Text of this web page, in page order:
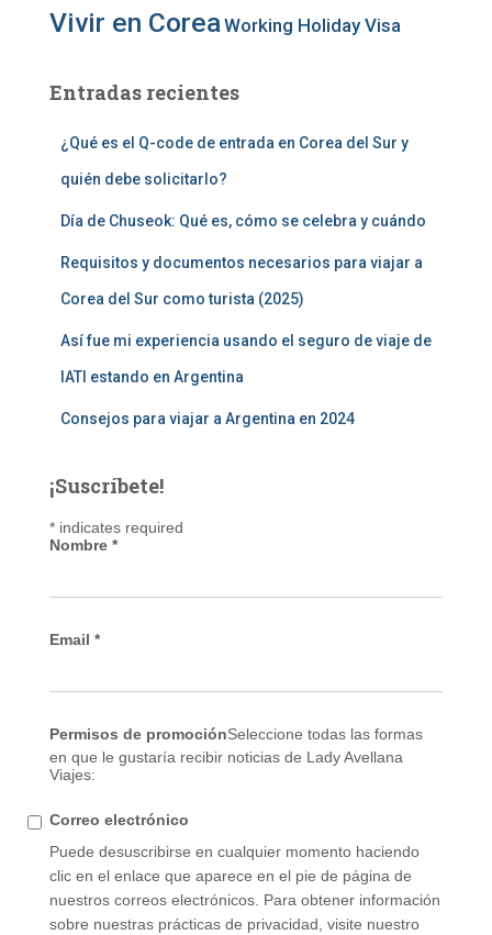
Vivir en CoreaWorking Holiday Visa
Entradas recientes
¿Qué es el Q-code de entrada en Corea del Sur y
quién debe solicitarlo?
Día de Chuseok: Qué es, cómo se celebra y cuándo
Requisitos y documentos necesarios para viajar a
Corea del Sur como turista (2025)
Así fue mi experiencia usando el seguro de viaje de
IATI estando en Argentina
Consejos para viajar a Argentina en 2024
¡Suscríbete!
* indicates required
Nombre *
Email *
Permisos de promociónSeleccione todas las formas
en que le gustaría recibir noticias de Lady Avellana
Viajes:
Correo electrónico
Puede desuscribirse en cualquier momento haciendo
clic en el enlace que aparece en el pie de página de
nuestros correos electrónicos. Para obtener información
sobre nuestras prácticas de privacidad, visite nuestro